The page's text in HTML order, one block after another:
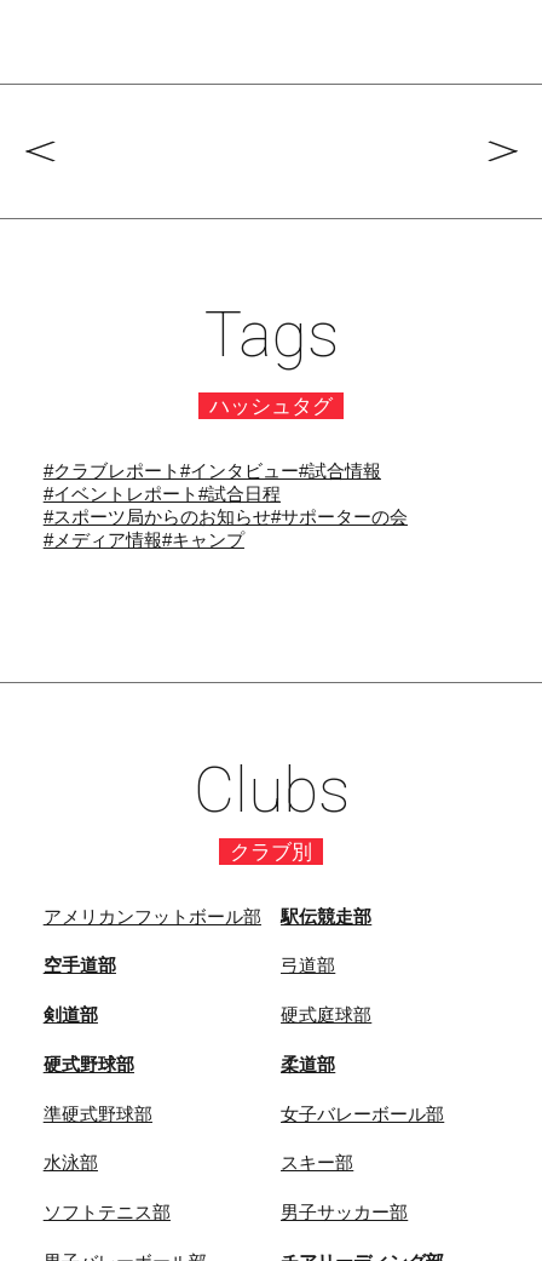
Tags
ハッシュタグ
#クラブレポート#インタビュー#試合情報
#イベントレポート#試合日程
#スポーツ局からのお知らせ#サポーターの会
#メディア情報#キャンプ
Clubs
クラブ別
アメリカンフットボール部 駅伝競走部
空手道部 弓道部
剣道部 硬式庭球部
硬式野球部 柔道部
準硬式野球部 女子バレーボール部
水泳部 スキー部
ソフトテニス部 男子サッカー部